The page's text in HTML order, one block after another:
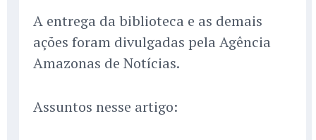
A entrega da biblioteca e as demais
ações foram divulgadas pela Agência
Amazonas de Notícias.
Assuntos nesse artigo: